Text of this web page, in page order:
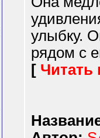
улыбку.
рядом с
[ Читать